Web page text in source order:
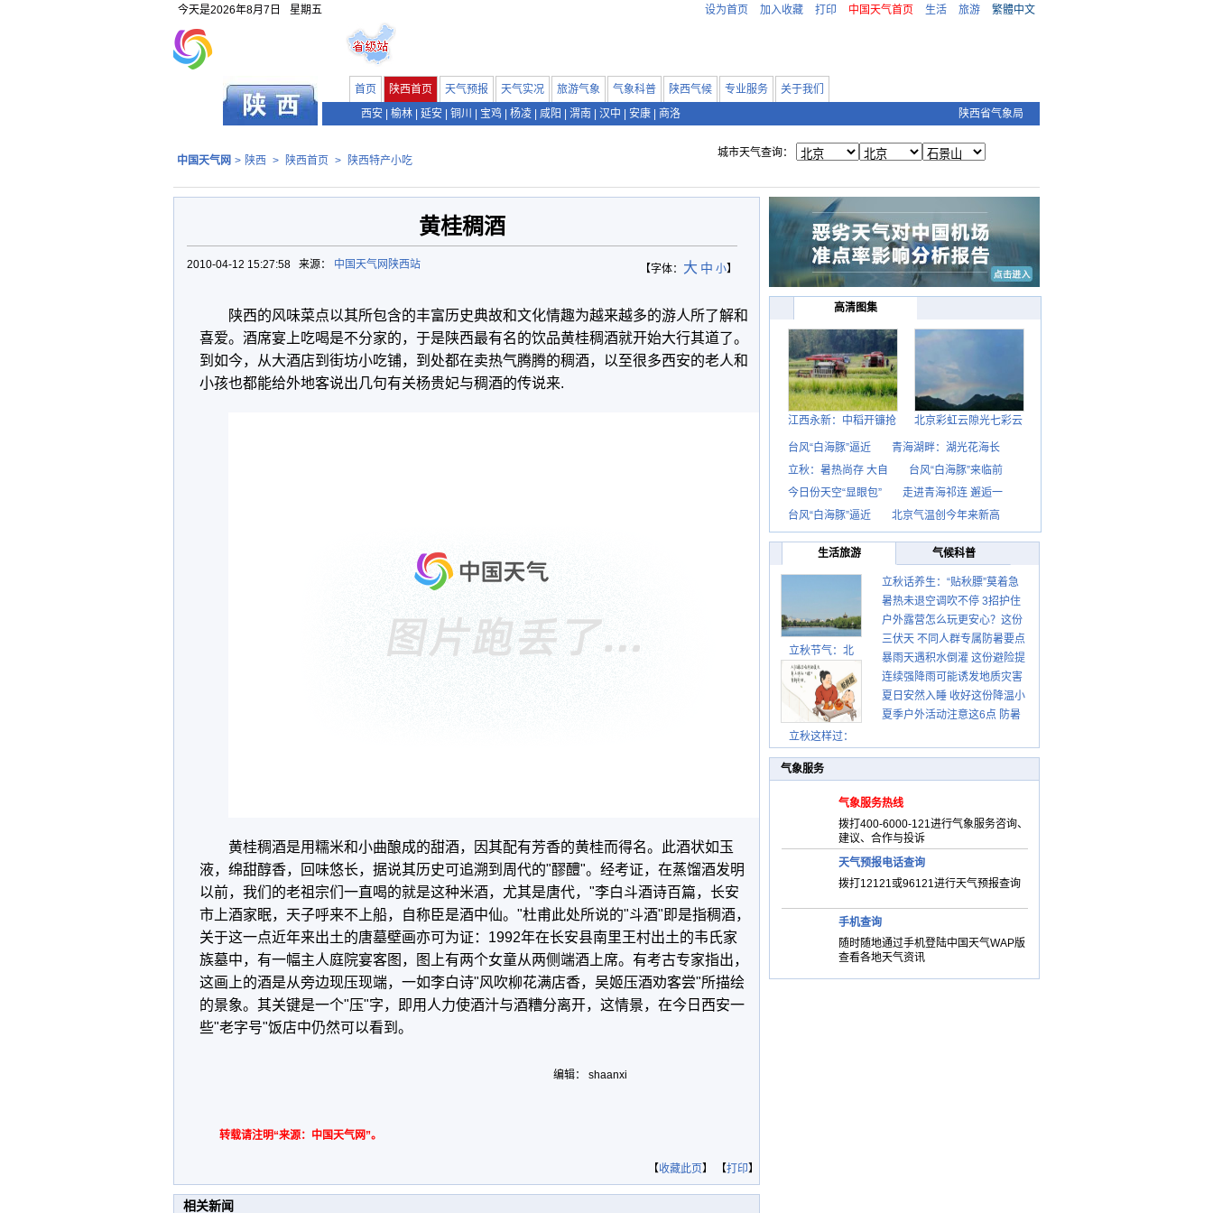
今天是2026年8月7日 星期五 设为首页 加入收藏 打印 中国天气首页 生活 旅游 繁體中文
首页 陕西首页 天气预报 天气实况 旅游气象 气象科普 陕西气候 专业服务
关于我们
西安
榆林 延安 铜川 宝鸡 杨凌 咸阳 渭南 汉中 安康 商洛 陕西省气象局
中国天气网 > 陕西 > 陕西首页 > 陕西特产小吃
城市天气查询：
黄桂稠酒
【字体： 大 中 小】
2010-04-12 15:27:58 来源： 中国天气网陕西站
陕西的风味菜点以其所包含的丰富历史典故和文化情趣为越来越多的游人所了解和
喜爱。酒席宴上吃喝是不分家的，于是陕西最有名的饮品黄桂稠酒就开始大行其道了。
到如今，从大酒店到街坊小吃铺，到处都在卖热气腾腾的稠酒，以至很多西安的老人和
小孩也都能给外地客说出几句有关杨贵妃与稠酒的传说来.
黄桂稠酒是用糯米和小曲酿成的甜酒，因其配有芳香的黄桂而得名。此酒状如玉
液，绵甜醇香，回味悠长，据说其历史可追溯到周代的"醪醴"。经考证，在蒸馏酒发明
以前，我们的老祖宗们一直喝的就是这种米酒，尤其是唐代，"李白斗酒诗百篇，长安
市上酒家眠，天子呼来不上船，自称臣是酒中仙。"杜甫此处所说的"斗酒"即是指稠酒，
关于这一点近年来出土的唐墓壁画亦可为证：1992年在长安县南里王村出土的韦氏家
族墓中，有一幅主人庭院宴客图，图上有两个女童从两侧端酒上席。有考古专家指出，
这画上的酒是从旁边现压现端，一如李白诗"风吹柳花满店香，吴姬压酒劝客尝"所描绘
的景象。其关键是一个"压"字，即用人力使酒汁与酒糟分离开，这情景，在今日西安一
些"老字号"饭店中仍然可以看到。
编辑： shaanxi
转载请注明“来源：中国天气网”。
【收藏此页】 【打印】
相关新闻
高清图集
江西永新：中稻开镰抢 北京彩虹云隙光七彩云
台风“白海豚”逼近
青海湖畔：湖光花海长
立秋：暑热尚存 大自
台风“白海豚”来临前
今日份天空“显眼包”
走进青海祁连 邂逅一
台风“白海豚”逼近
北京气温创今年来新高
生活旅游 气候科普
立秋节气：北
立秋这样过：
立秋话养生：“贴秋膘”莫着急
先清暑再防燥
暑热未退空调吹不停 3招护住
肩颈不酸痛
户外露营怎么玩更安心？这份
攻略请收好
三伏天 不同人群专属防暑要点
请收好
暴雨天遇积水倒灌 这份避险提
示请收好
连续强降雨可能诱发地质灾害
这些前兆要知道
夏日安然入睡 收好这份降温小
贴士
夏季户外活动注意这6点 防暑
气象服务
气象服务热线
拨打400-6000-121进行气象服务咨询、
建议、合作与投诉
天气预报电话查询
拨打12121或96121进行天气预报查询
手机查询
随时随地通过手机登陆中国天气WAP版
查看各地天气资讯